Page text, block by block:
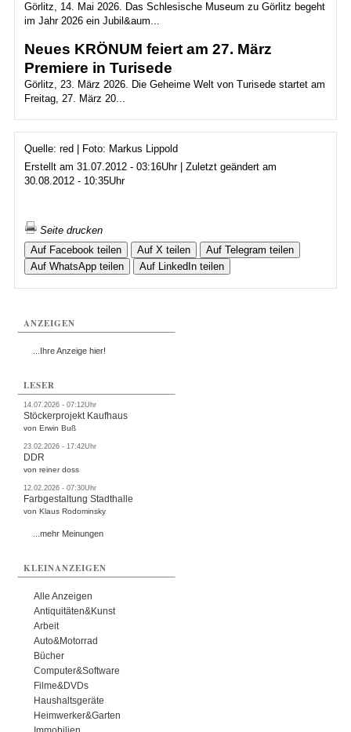
Görlitz, 14. Mai 2026. Das Schlesische Museum zu Görlitz begeht
im Jahr 2026 ein Jubil&aum...
Neues KRÖNUM feiert am 27. März
Premiere in Turisede
Görlitz, 23. März 2026. Die Geheime Welt von Turisede startet am
Freitag, 27. März 20...
Quelle: red | Foto: Markus Lippold
Erstellt am 31.07.2012 - 03:16Uhr | Zuletzt geändert am
30.08.2012 - 10:35Uhr
Seite drucken
Auf Facebook teilen
Auf X teilen
Auf Telegram teilen
Auf WhatsApp teilen
Auf LinkedIn teilen
ANZEIGEN
...Ihre Anzeige hier!
LESER
14.07.2026 - 07:12Uhr
Stöckerprojekt Kaufhaus
von Erwin Buß
23.02.2026 - 17:42Uhr
DDR
von reiner doss
12.02.2026 - 07:30Uhr
Farbgestaltung Stadthalle
von Klaus Rodominsky
...mehr Meinungen
KLEINANZEIGEN
Alle Anzeigen
Antiquitäten&Kunst
Arbeit
Auto&Motorrad
Bücher
Computer&Software
Filme&DVDs
Haushaltsgeräte
Heimwerker&Garten